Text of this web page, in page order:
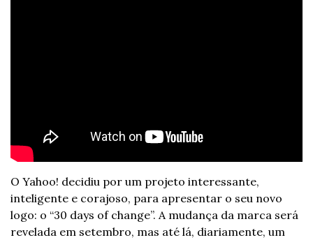
O Yahoo! decidiu por um projeto interessante,
inteligente e corajoso, para apresentar o seu novo
logo: o “30 days of change”. A mudança da marca será
revelada em setembro, mas até lá, diariamente, um